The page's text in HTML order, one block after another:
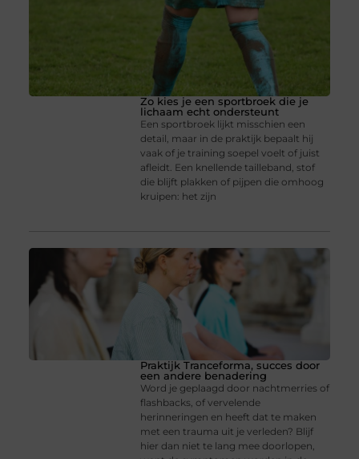
Zo kies je een sportbroek die je
lichaam echt ondersteunt
Een sportbroek lijkt misschien een
detail, maar in de praktijk bepaalt hij
vaak of je training soepel voelt of juist
afleidt. Een knellende tailleband, stof
die blijft plakken of pijpen die omhoog
kruipen: het zijn
Praktijk Tranceforma, succes door
een andere benadering
Word je geplaagd door nachtmerries of
flashbacks, of vervelende
herinneringen en heeft dat te maken
met een trauma uit je verleden? Blijf
hier dan niet te lang mee doorlopen,